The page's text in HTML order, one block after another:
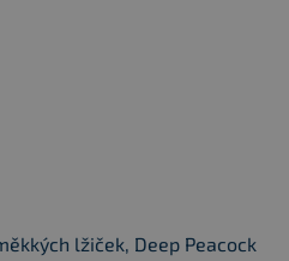
lžiček, Deep Peacock